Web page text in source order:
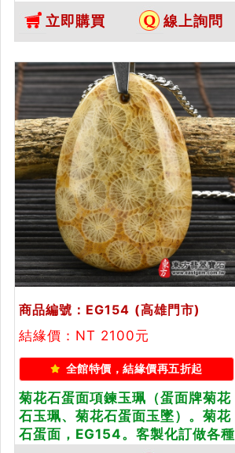
EG142。客製化訂做各種菊花石圓
形蛋面吊墜玉珮項鍊。★東方翡翠
寶石保證卡
立即購買 線上詢問
商品編號：EG154 (高雄門市)
結緣價：NT 2100元
全館特價，結緣價再五折起
菊花石蛋面項鍊玉珮（蛋面牌菊花
石玉珮、菊花石蛋面玉墜）。菊花
石蛋面，EG154。客製化訂做各種